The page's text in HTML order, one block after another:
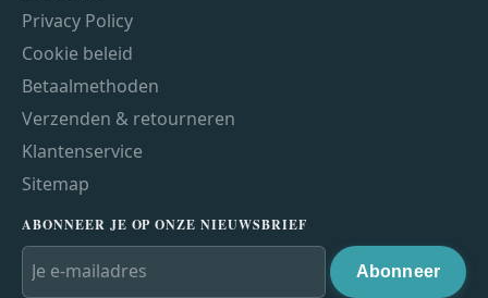
Privacy Policy
Cookie beleid
Betaalmethoden
Verzenden & retourneren
Klantenservice
Sitemap
ABONNEER JE OP ONZE NIEUWSBRIEF
Abonneer